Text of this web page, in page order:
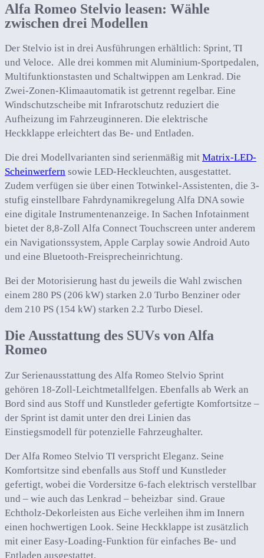
Alfa Romeo Stelvio leasen: Wähle
zwischen drei Modellen
Der Stelvio ist in drei Ausführungen erhältlich: Sprint, TI
und Veloce. Alle drei kommen mit Aluminium-Sportpedalen,
Multifunktionstasten und Schaltwippen am Lenkrad. Die
Zwei-Zonen-Klimaautomatik ist getrennt regelbar. Eine
Windschutzscheibe mit Infrarotschutz reduziert die
Aufheizung im Fahrzeuginneren. Die elektrische
Heckklappe erleichtert das Be- und Entladen.
Die drei Modellvarianten sind serienmäßig mit Matrix-LED-
Scheinwerfern sowie LED-Heckleuchten, ausgestattet.
Zudem verfügen sie über einen Totwinkel-Assistenten, die 3-
stufig einstellbare Fahrdynamikregelung Alfa DNA sowie
eine digitale Instrumentenanzeige. In Sachen Infotainment
bietet der 8,8-Zoll Alfa Connect Touchscreen unter anderem
ein Navigationssystem, Apple Carplay sowie Android Auto
und eine Bluetooth-Freisprecheinrichtung.
Bei der Motorisierung hast du jeweils die Wahl zwischen
einem 280 PS (206 kW) starken 2.0 Turbo Benziner oder
dem 210 PS (154 kW) starken 2.2 Turbo Diesel.
Die Ausstattung des SUVs von Alfa
Romeo
Zur Serienausstattung des Alfa Romeo Stelvio Sprint
gehören 18-Zoll-Leichtmetallfelgen. Ebenfalls ab Werk an
Bord sind aus Stoff und Kunstleder gefertigte Komfortsitze –
der Sprint ist damit unter den drei Linien das
Einstiegsmodell für potenzielle Fahrzeughalter.
Der Alfa Romeo Stelvio TI verspricht Eleganz. Seine
Komfortsitze sind ebenfalls aus Stoff und Kunstleder
gefertigt, wobei die Vordersitze 6-fach elektrisch verstellbar
und – wie auch das Lenkrad – beheizbar sind. Graue
Echtholz-Dekorleisten aus Eiche verleihen ihm im Innern
einen hochwertigen Look. Seine Heckklappe ist zusätzlich
mit einer Easy-Loading-Funktion für einfaches Be- und
Entladen ausgestattet.